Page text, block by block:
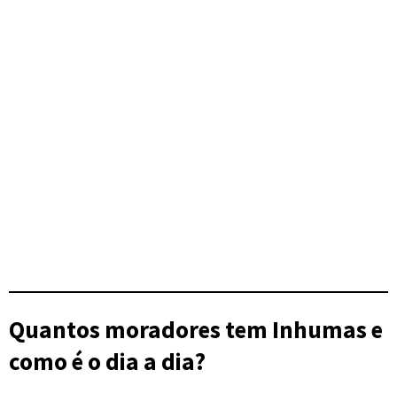
Quantos moradores tem Inhumas e
como é o dia a dia?